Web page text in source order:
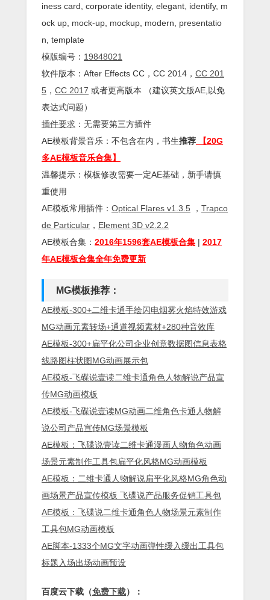
iness card, corporate identity, elegant, identify, m
ock up, mock-up, mockup, modern, presentatio
n, template
模版编号： 19848021
软件版本： After Effects CC ，CC 2014， CC 201
5 ， CC 2017 或者更高版本 （建议英文版AE,以免
表达式问题）
插件要求 ：无需要第三方插件
AE模板背景音乐：不包含在内，书生推荐 【20G
多AE模板音乐合集】
温馨提示：模板修改需要一定AE基础，新手请慎
重使用
AE模板常用插件： Optical Flares v1.3.5 ， Trapco
de Particular ， Element 3D v2.2.2
AE模板合集： 2016年1596套AE模板合集 | 2017
年AE模板合集全年免费更新
MG模板推荐：
AE模板-300+二维卡通手绘闪电烟雾火焰特效游戏
MG动画元素转场+通道视频素材+280种音效库
AE模板-300+扁平化公司企业创意数据图信息表格
线路图柱状图MG动画展示包
AE模板-飞碟说壹读二维卡通角色人物解说产品宣
传MG动画模板
AE模板-飞碟说壹读MG动画二维角色卡通人物解
说公司产品宣传MG场景模板
AE模板：飞碟说壹读二维卡通漫画人物角色动画
场景元素制作工具包扁平化风格MG动画模板
AE模板：二维卡通人物解说扁平化风格MG角色动
画场景产品宣传模板 飞碟说产品服务促销工具包
AE模板：飞碟说二维卡通角色人物场景元素制作
工具包MG动画模板
AE脚本-1333个MG文字动画弹性缓入缓出工具包
标题入场出场动画预设
百度云下载（免费下载）：